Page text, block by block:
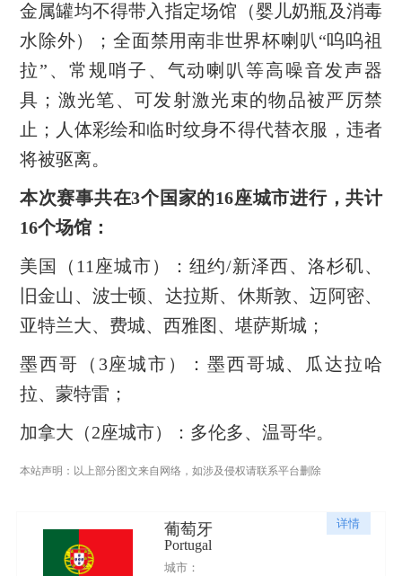
金属罐均不得带入指定场馆（婴儿奶瓶及消毒
水除外）；全面禁用南非世界杯喇叭“呜呜祖
拉”、常规哨子、气动喇叭等高噪音发声器
具；激光笔、可发射激光束的物品被严厉禁
止；人体彩绘和临时纹身不得代替衣服，违者
将被驱离。
本次赛事共在3个国家的16座城市进行，共计
16个场馆：
美国（11座城市）：纽约/新泽西、洛杉矶、
旧金山、波士顿、达拉斯、休斯敦、迈阿密、
亚特兰大、费城、西雅图、堪萨斯城；
墨西哥（3座城市）：墨西哥城、瓜达拉哈
拉、蒙特雷；
加拿大（2座城市）：多伦多、温哥华。
本站声明：以上部分图文来自网络，如涉及侵权请联系平台删除
详情
葡萄牙
Portugal
城市：